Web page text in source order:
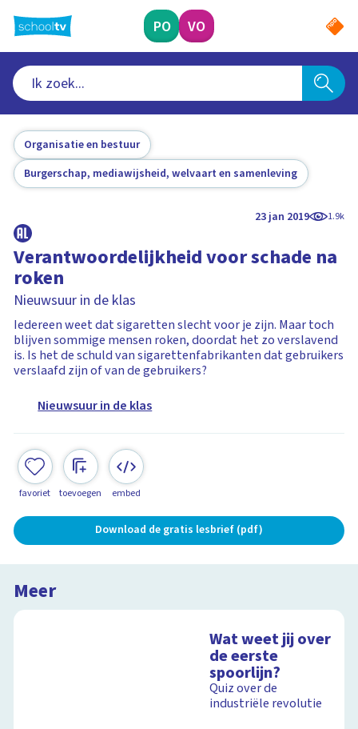
naar
hoofdinhoud
PO VO
Organisatie en bestuur
Burgerschap, mediawijsheid, welvaart en samenleving
23 jan 2019 1.9k
Verantwoordelijkheid voor schade na
roken
Nieuwsuur in de klas
Iedereen weet dat sigaretten slecht voor je zijn. Maar toch
blijven sommige mensen roken, doordat het zo verslavend
is. Is het de schuld van sigarettenfabrikanten dat gebruikers
verslaafd zijn of van de gebruikers?
Nieuwsuur in de klas
favoriet toevoegen embed
Download de gratis lesbrief (pdf)
Meer
Wat weet jij over
de eerste
spoorlijn?
Quiz over de
industriële revolutie